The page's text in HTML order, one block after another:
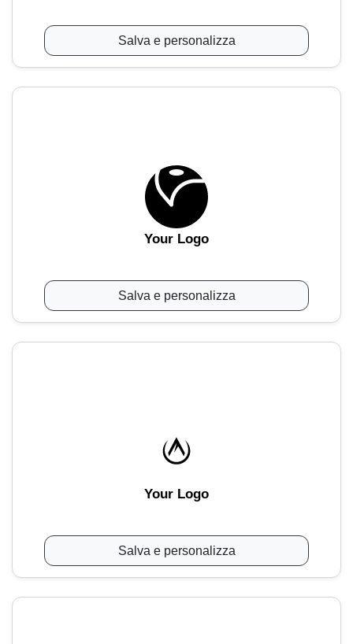
Salva e personalizza
Your Logo
Salva e personalizza
Your Logo
Salva e personalizza